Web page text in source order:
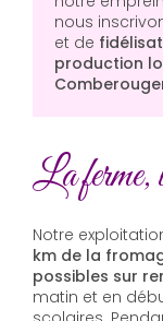
nous
et de
production
La ferme,
Notre
km de la
possibles sur
matin et en